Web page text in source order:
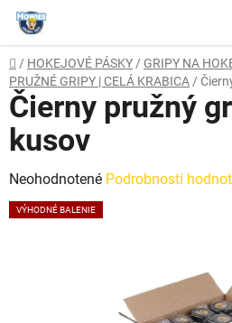
Prejsť
obsah
Domov
/ HOKEJOVÉ PÁSKY / GRIPY NA
PRUŽNÉ GRIPY | CELÁ KRABICA /
Čierny pružný
kusov
Priemerné
hodnotenie
Neohodnotené Podrobnosti
VÝHODNÉ BALENIE